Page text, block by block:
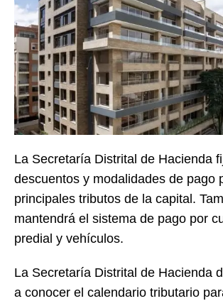
La Secretaría Distrital de Hacienda
descuentos y modalidades de pago
principales tributos de la capital.
mantendrá el sistema de pago por
predial y vehículos.
La Secretaría Distrital de Hacienda
a conocer el calendario tributario